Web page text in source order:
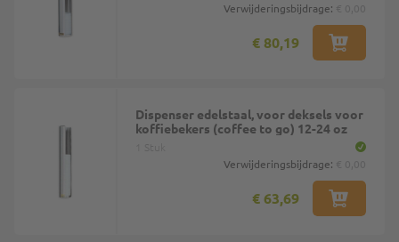
Verwijderingsbijdrage:
€ 80,19
Dispenser edelstaal, voor deksels voor
koffiebekers (coffee to go) 12-24 oz
Verwijderingsbijdrage:
€ 63,69